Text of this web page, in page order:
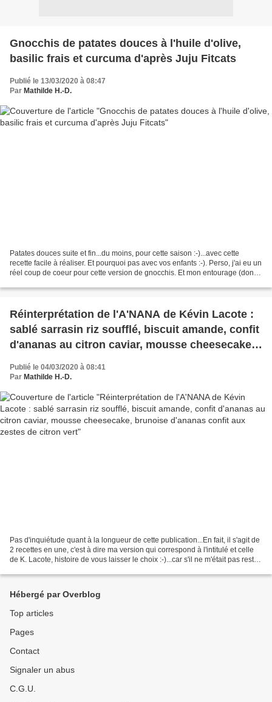
Gnocchis de patates douces à l'huile d'olive,
basilic frais et curcuma d'après Juju Fitcats
Publié le 13/03/2020 à 08:47
Par Mathilde H.-D.
Patates douces suite et fin...du moins, pour cette saison :-)...avec cette
recette facile à réaliser. Et pourquoi pas avec vos enfants :-). Perso, j'ai eu un
réel coup de coeur pour cette version de gnocchis. Et mon entourage (dont 2
Réinterprétation de l'A'NANA de Kévin Lacote :
sablé sarrasin riz soufflé, biscuit amande, confit
d'ananas au citron caviar, mousse cheesecake,
brunoise d'ananas confit aux zestes de citron
vert
Publié le 04/03/2020 à 08:41
Par Mathilde H.-D.
Pas d'inquiétude quant à la longueur de cette publication...En fait, il s'agit de
2 recettes en une, c'est à dire ma version qui correspond à l'intitulé et celle
de K. Lacote, histoire de vous laisser le choix :-)...car s'il ne m'était pas resté
Hébergé par Overblog
Top articles
Pages
Contact
Signaler un abus
C.G.U.